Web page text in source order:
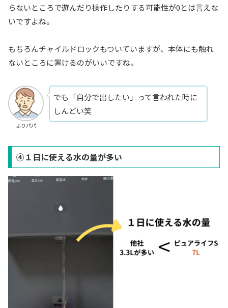
らないところで遊んだり操作したりする可能性が0とは言えな
いですよね。
もちろんチャイルドロックもついていますが、本体にも触れ
ないところに置けるのがいいですね。
ふりパパ
でも「自分で出したい」って言われた時に
しんどい笑
④１日に使える水の量が多い